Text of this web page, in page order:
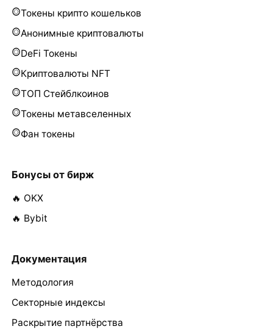
Токены крипто кошельков
Анонимные криптовалюты
DeFi Токены
Криптовалюты NFT
ТОП Стейблкоинов
Токены метавселенных
Фан токены
Бонусы от бирж
🔥 OKX
🔥 Bybit
Документация
Методология
Секторные индексы
Раскрытие партнёрства